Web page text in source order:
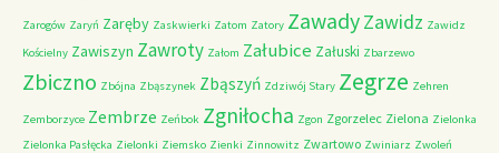
Zarogów Zaryń Zaręby Zaskwierki Zatom Zatory ZawadyZawidz Zawidz
Kościelny Zawiszyn Zawroty Załom Załubice Załuski Zbarzewo
Zbiczno Zbójna Zbąszynek Zbąszyń Zdziwój Stary Zegrze Zehren
Zemborzyce Zembrze Zeńbok Zgniłocha Zgon Zgorzelec Zielona Zielonka
Zielonka Pasłęcka Zielonki Ziemsko Zienki Zinnowitz Zwartowo Zwiniarz Zwoleń